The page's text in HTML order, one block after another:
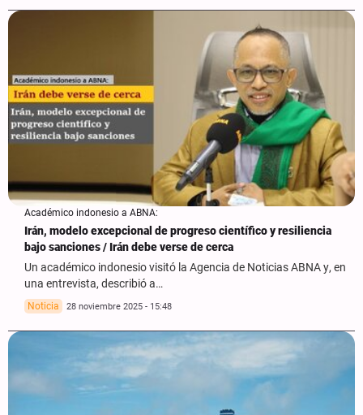
Académico indonesio a ABNA:
Irán, modelo excepcional de progreso científico y resiliencia
bajo sanciones / Irán debe verse de cerca
Un académico indonesio visitó la Agencia de Noticias ABNA y, en
una entrevista, describió a…
Noticia 28 noviembre 2025 - 15:48